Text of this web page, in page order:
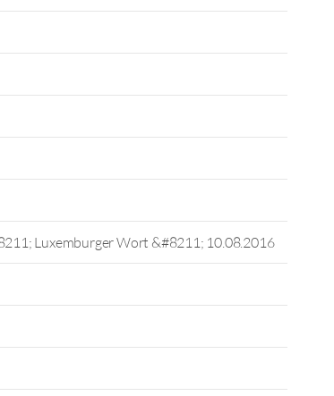
Luxemburger Wort &#8211; 10.08.2016